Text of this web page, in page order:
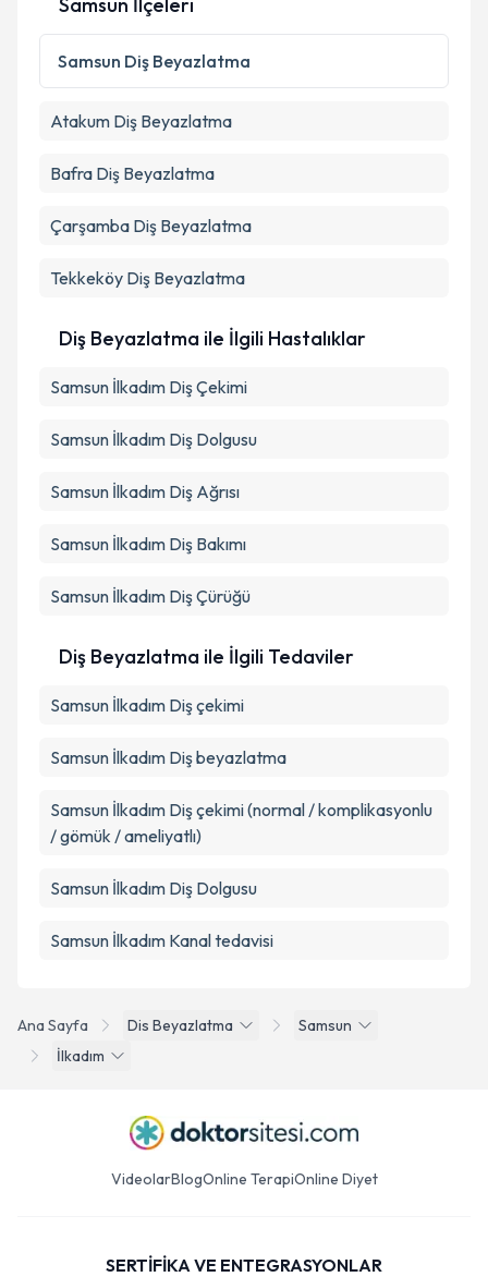
Kişisel verilerimin işlenmesine ilişkinAydınlatma
Metni
'ni okudum ve kişisel verilerimin belirtilen
kapsamda işlenmesini kabul ediyorum.
Ana Sayfa Dis Beyazlatma
Samsun
İlkadım
Samsun Diş Beyazlatma
Atakum Diş Beyazlatma
Bafra Diş Beyazlatma
Çarşamba Diş Beyazlatma
Tekkeköy Diş Beyazlatma
Diş Beyazlatma ile İlgili Hastalıklar
Samsun İlkadım Diş Çekimi
Samsun İlkadım Diş Dolgusu
Samsun İlkadım Diş Ağrısı
Samsun İlkadım Diş Bakımı
Samsun İlkadım Diş Çürüğü
Diş Beyazlatma ile İlgili Tedaviler
Samsun İlkadım Diş çekimi
Samsun İlkadım Diş beyazlatma
Samsun İlkadım Diş çekimi (normal / komplikasyonlu
/ gömük / ameliyatlı)
Samsun İlkadım Diş Dolgusu
Samsun İlkadım Kanal tedavisi
VideolarBlogOnline TerapiOnline Diyet
SERTİFİKA VE ENTEGRASYONLAR